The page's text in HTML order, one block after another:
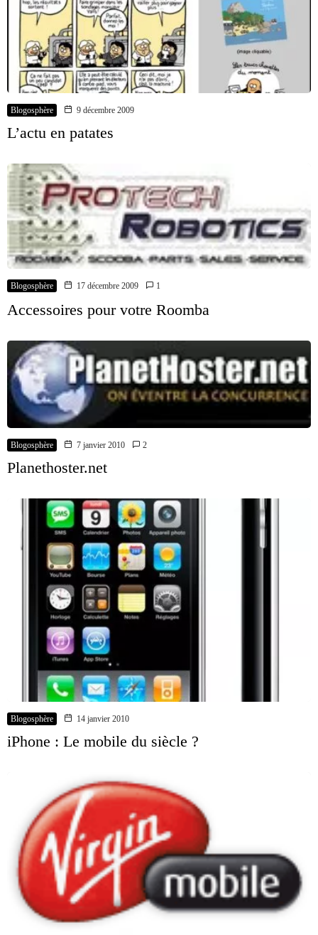
Blogosphère 9 décembre 2009
L’actu en patates
Blogosphère 17 décembre 2009 1
Accessoires pour votre Roomba
Blogosphère 7 janvier 2010 2
Planethoster.net
Blogosphère 14 janvier 2010
iPhone : Le mobile du siècle ?